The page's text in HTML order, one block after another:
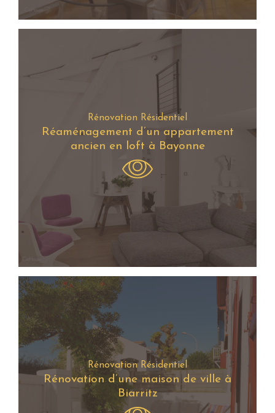
Rénovation Résidentiel
Réaménagement d’un appartement
ancien en loft à Bayonne
Rénovation Résidentiel
Rénovation d’une maison de ville à
Biarritz